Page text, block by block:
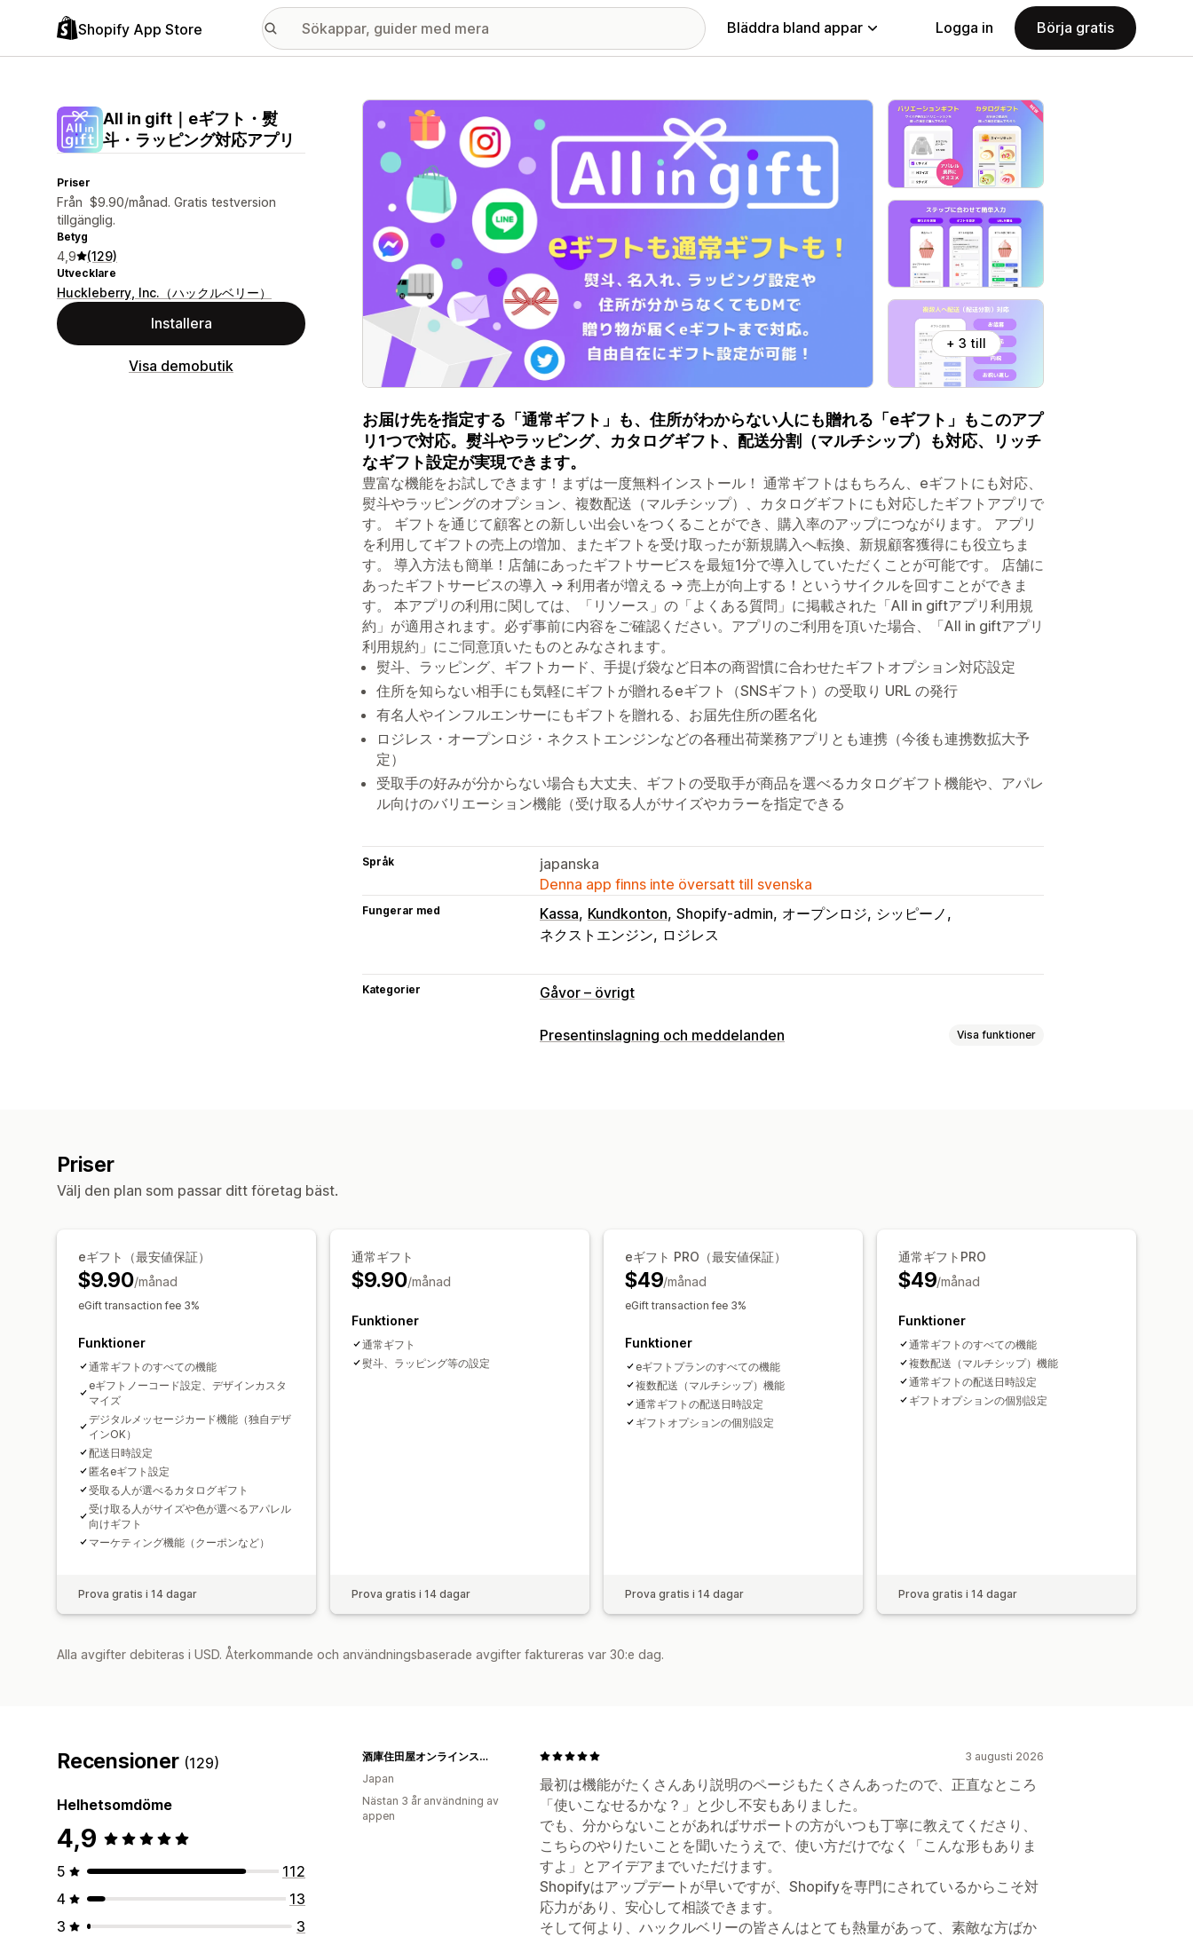
Shopify App Store Bläddra bland appar Logga in Börja gratis
All in gift｜eギフト・熨
斗・ラッピング対応アプリ
Priser
Från $9.90/månad. Gratis testversion
tillgänglig.
Betyg
4,9 (129)
Utvecklare
Huckleberry, Inc.（ハックルベリー）
Installera
Visa demobutik
Galleri med utvalda bilder
+ 3 till
お届け先を指定する「通常ギフト」も、住所がわからない人にも贈れる「eギフト」もこのアプ
リ1つで対応。熨斗やラッピング、カタログギフト、配送分割（マルチシップ）も対応、リッチ
なギフト設定が実現できます。
豊富な機能をお試しできます！まずは一度無料インストール！ 通常ギフトはもちろん、eギフトにも対応、
熨斗やラッピングのオプション、複数配送（マルチシップ）、カタログギフトにも対応したギフトアプリで
す。 ギフトを通じて顧客との新しい出会いをつくることができ、購入率のアップにつながります。 アプリ
を利用してギフトの売上の増加、またギフトを受け取ったが新規購入へ転換、新規顧客獲得にも役立ちま
す。 導入方法も簡単！店舗にあったギフトサービスを最短1分で導入していただくことが可能です。 店舗に
あったギフトサービスの導入 → 利用者が増える → 売上が向上する！というサイクルを回すことができま
す。 本アプリの利用に関しては、「リソース」の「よくある質問」に掲載された「All in giftアプリ利用規
約」が適用されます。必ず事前に内容をご確認ください。アプリのご利用を頂いた場合、「All in giftアプリ
利用規約」にご同意頂いたものとみなされます。
熨斗、ラッピング、ギフトカード、手提げ袋など日本の商習慣に合わせたギフトオプション対応設定
住所を知らない相手にも気軽にギフトが贈れるeギフト（SNSギフト）の受取り URL の発行
有名人やインフルエンサーにもギフトを贈れる、お届先住所の匿名化
ロジレス・オープンロジ・ネクストエンジンなどの各種出荷業務アプリとも連携（今後も連携数拡大予
定）
受取手の好みが分からない場合も大丈夫、ギフトの受取手が商品を選べるカタログギフト機能や、アパレ
ル向けのバリエーション機能（受け取る人がサイズやカラーを指定できる
Språk
japanska
Denna app finns inte översatt till svenska
Fungerar med Kassa Kundkonton Shopify-admin オープンロジ
シッピーノ
ネクストエンジン
ロジレス
Kategorier Gåvor – övrigt
Presentinslagning och meddelanden Visa funktioner
Priser
Välj den plan som passar ditt företag bäst.
eギフト（最安値保証）
$9.90/månad
eGift transaction fee 3%
Funktioner
通常ギフトのすべての機能
eギフトノーコード設定、デザインカスタ
マイズ
デジタルメッセージカード機能（独自デザ
インOK）
配送日時設定
匿名eギフト設定
受取る人が選べるカタログギフト
受け取る人がサイズや色が選べるアパレル
向けギフト
マーケティング機能（クーポンなど）
Prova gratis i 14 dagar
通常ギフト
$9.90/månad
Funktioner
通常ギフト
熨斗、ラッピング等の設定
Prova gratis i 14 dagar
eギフト PRO（最安値保証）
$49/månad
eGift transaction fee 3%
Funktioner
eギフトプランのすべての機能
複数配送（マルチシップ）機能
通常ギフトの配送日時設定
ギフトオプションの個別設定
Prova gratis i 14 dagar
通常ギフトPRO
$49/månad
Funktioner
通常ギフトのすべての機能
複数配送（マルチシップ）機能
通常ギフトの配送日時設定
ギフトオプションの個別設定
Prova gratis i 14 dagar
Alla avgifter debiteras i USD. Återkommande och användningsbaserade avgifter faktureras var 30:e dag.
Recensioner (129)
Helhetsomdöme
4,9
5
112
4
13
3
3
3 augusti 2026
最初は機能がたくさんあり説明のページもたくさんあったので、正直なところ
「使いこなせるかな？」と少し不安もありました。
でも、分からないことがあればサポートの方がいつも丁寧に教えてくださり、
こちらのやりたいことを聞いたうえで、使い方だけでなく「こんな形もありま
すよ」とアイデアまでいただけます。
Shopifyはアップデートが早いですが、Shopifyを専門にされているからこそ対
応力があり、安心して相談できます。
そして何より、ハックルベリーの皆さんはとても熱量があって、素敵な方ばか
酒庫住田屋オンラインストア
Japan
Nästan 3 år användning av
appen